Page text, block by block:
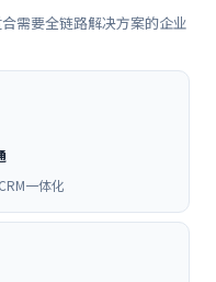
需要全链路解决方案的企业
一体化